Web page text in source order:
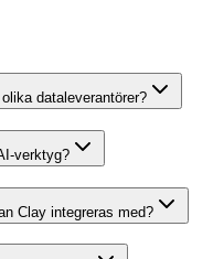
dataleverantörer?
verktyg?
Clay integreras med?